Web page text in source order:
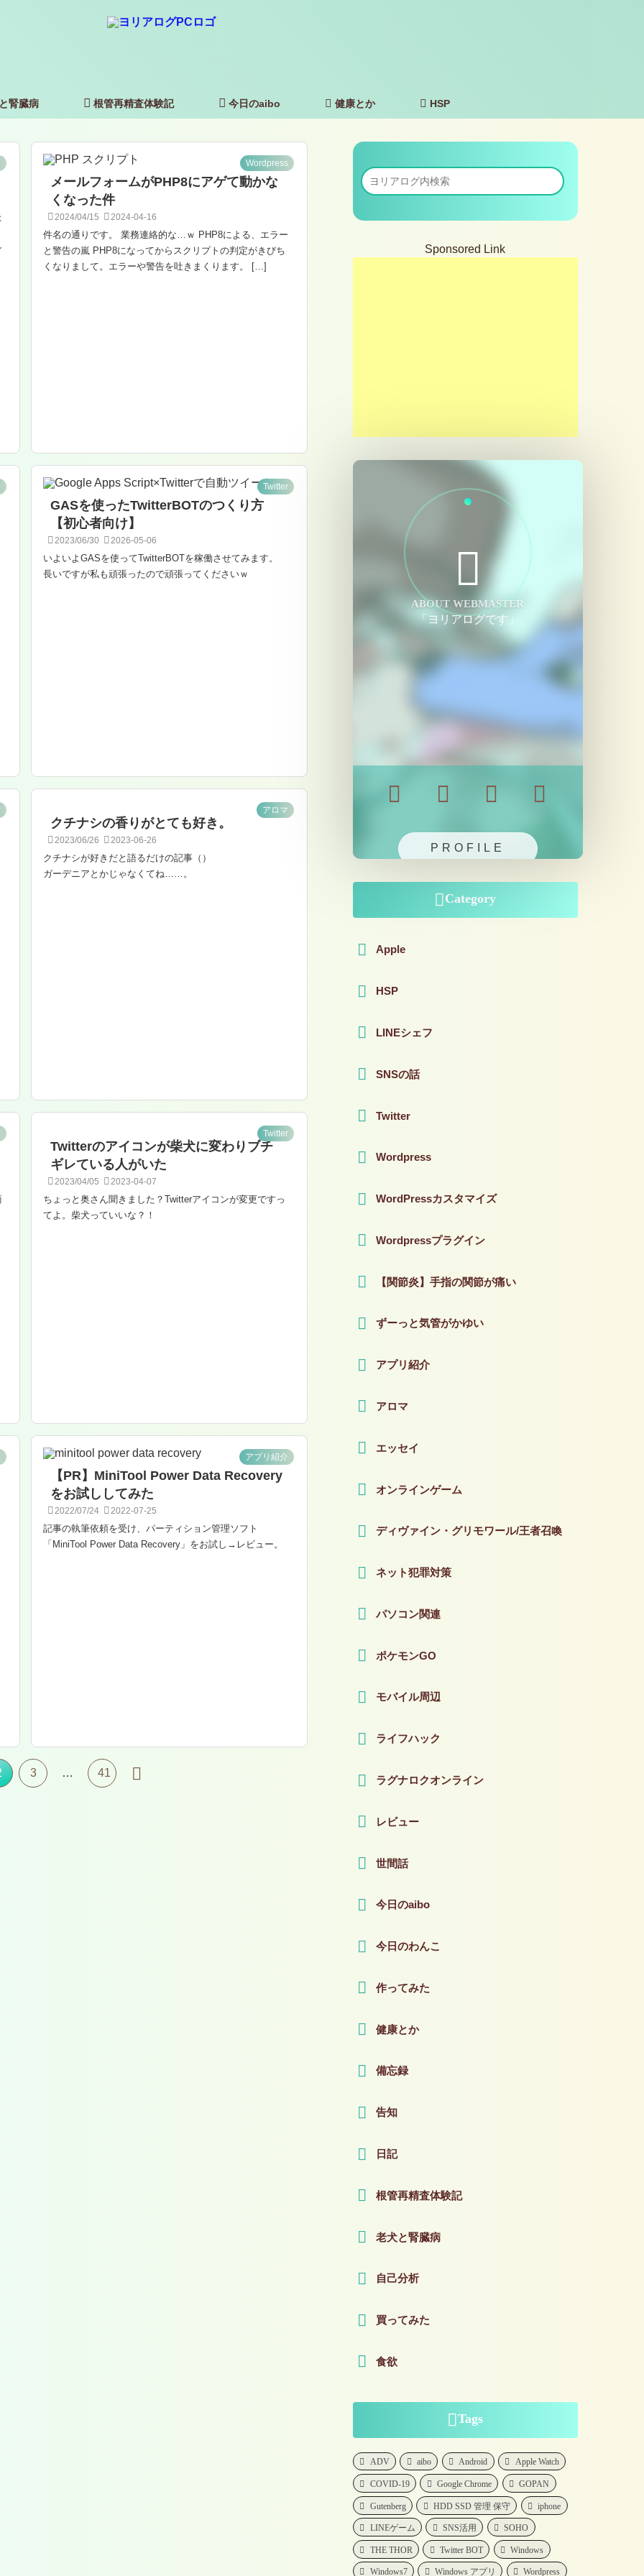
腎臓病 根管再精査体験記 今日のaibo 健康とか HSP
Wordpress
メールフォームがPHP8にアゲて動かな
くなった件
2024/04/15 2024-04-16
件名の通りです。 業務連絡的な…ｗ PHP8による、エラー
と警告の嵐 PHP8になってからスクリプトの判定がきびち
くなりまして。エラーや警告を吐きまくります。 […]
Twitter
GASを使ったTwitterBOTのつくり方
【初心者向け】
2023/06/30 2026-05-06
いよいよGASを使ってTwitterBOTを稼働させてみます。
長いですが私も頑張ったので頑張ってくださいｗ
アロマ
クチナシの香りがとても好き。
2023/06/26 2023-06-26
クチナシが好きだと語るだけの記事（）
ガーデニアとかじゃなくてね……。
Twitter
Twitterのアイコンが柴犬に変わりブチ
ギレている人がいた
2023/04/05 2023-04-07
ちょっと奥さん聞きました？Twitterアイコンが変更ですっ
てよ。柴犬っていいな？！
アプリ紹介
【PR】MiniTool Power Data Recovery
をお試ししてみた
2022/07/24 2022-07-25
記事の執筆依頼を受け、パーティション管理ソフト
「MiniTool Power Data Recovery」をお試し→レビュー。
3 … 41
Sponsored Link
ABOUT WEBMASTER
「ヨリアログです」
PROFILE
Category
Apple
HSP
LINEシェフ
SNSの話
Twitter
Wordpress
WordPressカスタマイズ
Wordpressプラグイン
【関節炎】手指の関節が痛い
ずーっと気管がかゆい
アプリ紹介
アロマ
エッセイ
オンラインゲーム
ディヴァイン・グリモワール/王者召喚
ネット犯罪対策
パソコン関連
ポケモンGO
モバイル周辺
ライフハック
ラグナロクオンライン
レビュー
世間話
今日のaibo
今日のわんこ
作ってみた
健康とか
備忘録
告知
日記
根管再精査体験記
老犬と腎臓病
自己分析
買ってみた
食欲
Tags
ADV aibo Android Apple Watch
COVID-19 Google Chrome GOPAN
Gutenberg HDD SSD 管理 保守 iphone
LINEゲーム SNS活用 SOHO
THE THOR Twitter BOT Windows
Windows7 Windows アプリ Wordpress